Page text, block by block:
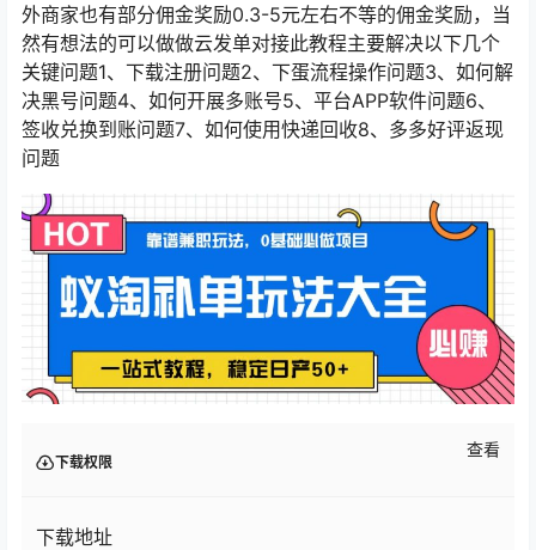
外商家也有部分佣金奖励0.3-5元左右不等的佣金奖励，当
然有想法的可以做做云发单对接此教程主要解决以下几个
关键问题1、下载注册问题2、下蛋流程操作问题3、如何解
决黑号问题4、如何开展多账号5、平台APP软件问题6、
签收兑换到账问题7、如何使用快递回收8、多多好评返现
问题
下载权限
查看
下载地址